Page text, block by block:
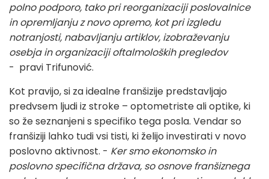
polno podporo, tako pri reorganizaciji poslovalnice
in opremljanju z novo opremo, kot pri izgledu
notranjosti, nabavljanju artiklov, izobraževanju
osebja in organizaciji oftalmoloških pregledov
- pravi Trifunović.
Kot pravijo, si za idealne franšizije predstavljajo
predvsem ljudi iz stroke – optometriste ali optike, ki
so že seznanjeni s specifiko tega posla. Vendar so
franšiziji lahko tudi vsi tisti, ki želijo investirati v novo
poslovno aktivnost. - Ker smo ekonomsko in
poslovno specifična država, so osnove franšiznega